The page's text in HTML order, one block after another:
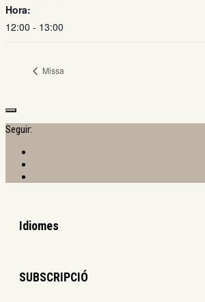
Hora:
12:00 - 13:00
Missa
Seguir:
Idiomes
SUBSCRIPCIÓ